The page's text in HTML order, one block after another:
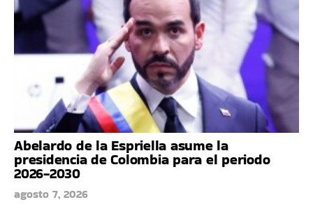
Abelardo de la Espriella asume la
presidencia de Colombia para el periodo
2026-2030
agosto 7, 2026